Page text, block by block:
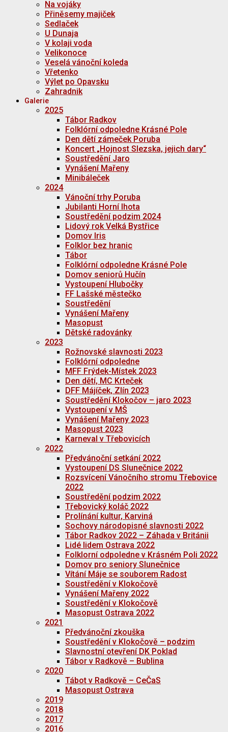
Na vojáky
Přiněsemy majiček
Sedlaček
U Dunaja
V kolaji voda
Velikonoce
Veselá vánoční koleda
Vřetenko
Výlet po Opavsku
Zahradnik
Galerie
2025
Tábor Radkov
Folklórní odpoledne Krásné Pole
Den dětí zámeček Poruba
Koncert „Hojnost Slezska, jejich dary“
Soustředění Jaro
Vynášení Mařeny
Minibáleček
2024
Vánoční trhy Poruba
Jubilanti Horní lhota
Soustředění podzim 2024
Lidový rok Velká Bystřice
Domov Iris
Folklor bez hranic
Tábor
Folklórní odpoledne Krásné Pole
Domov seniorů Hučín
Vystoupení Hlubočky
FF Lašské městečko
Soustředění
Vynášení Mařeny
Masopust
Dětské radovánky
2023
Rožnovské slavnosti 2023
Folklórní odpoledne
MFF Frýdek-Místek 2023
Den dětí, MC Krteček
DFF Májíček, Zlín 2023
Soustředění Klokočov – jaro 2023
Vystoupení v MŠ
Vynášení Mařeny 2023
Masopust 2023
Karneval v Třebovicích
2022
Předvánoční setkání 2022
Vystoupení DS Slunečnice 2022
Rozsvícení Vánočního stromu Třebovice
2022
Soustředění podzim 2022
Třebovický koláč 2022
Prolínání kultur, Karviná
Sochovy národopisné slavnosti 2022
Tábor Radkov 2022 – Záhada v Británii
Lidé lidem Ostrava 2022
Folklorní odpoledne v Krásném Poli 2022
Domov pro seniory Slunečnice
Vítání Máje se souborem Radost
Soustředění v Klokočově
Vynášení Mařeny 2022
Soustředění v Klokočově
Masopust Ostrava 2022
2021
Předvánoční zkouška
Soustředění v Klokočově – podzim
Slavnostní otevření DK Poklad
Tábor v Radkově – Bublina
2020
Tábot v Radkově – CeČaS
Masopust Ostrava
2019
2018
2017
2016